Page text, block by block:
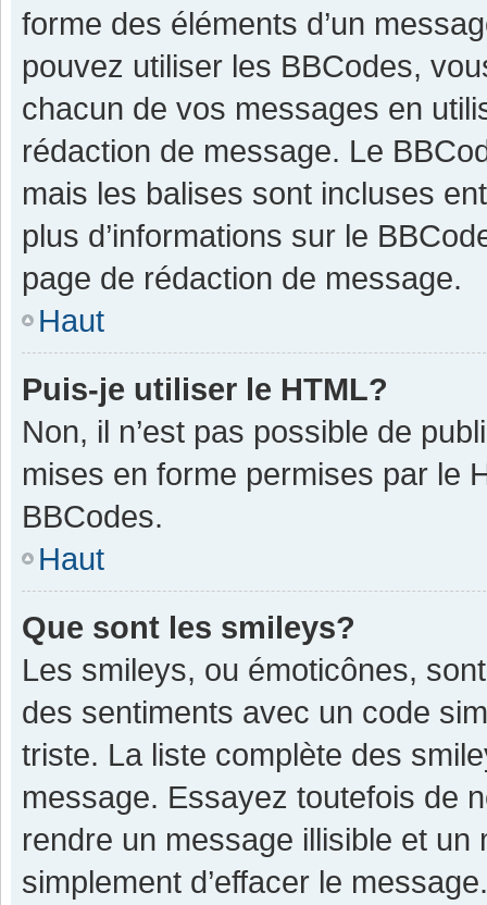
forme des éléments d’un
pouvez utiliser les BBCodes,
chacun de vos messages en
rédaction de message. Le
mais les balises sont incluses
plus d’informations sur le
page de rédaction de message.
Haut
Puis-je utiliser le HTML?
Non, il n’est pas possible de
mises en forme permises par le
BBCodes.
Haut
Que sont les smileys?
Les smileys, ou émoticônes,
des sentiments avec un code
triste. La liste complète des
message. Essayez toutefois de
rendre un message illisible et
simplement d’effacer le